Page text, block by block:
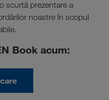
scurtă prezentare a
noastre în scopul
Book acum: